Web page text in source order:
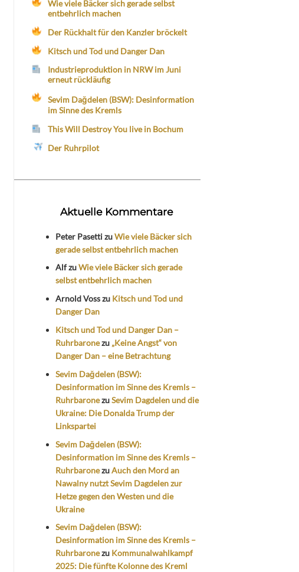
Wie viele Bäcker sich gerade selbst
entbehrlich machen
Der Rückhalt für den Kanzler bröckelt
Kitsch und Tod und Danger Dan
Industrieproduktion in NRW im Juni
erneut rückläufig
Sevim Dağdelen (BSW): Desinformation
im Sinne des Kremls
This Will Destroy You live in Bochum
Der Ruhrpilot
Aktuelle Kommentare
Peter PasettizuWie viele Bäcker sich
gerade selbst entbehrlich machen
AlfzuWie viele Bäcker sich gerade
selbst entbehrlich machen
Arnold Vosszu Kitsch und Tod und
Danger Dan
Kitsch und Tod und Danger Dan –
Ruhrbaronezu „Keine Angst“ von
Danger Dan – eine Betrachtung
Sevim Dağdelen (BSW):
Desinformation im Sinne des Kremls –
RuhrbaronezuSevim Dagdelen und die
Ukraine: Die Donalda Trump der
Linkspartei
Sevim Dağdelen (BSW):
Desinformation im Sinne des Kremls –
RuhrbaronezuAuch den Mord an
Nawalny nutzt Sevim Dagdelen zur
Hetze gegen den Westen und die
Ukraine
Sevim Dağdelen (BSW):
Desinformation im Sinne des Kremls –
Ruhrbaronezu Kommunalwahlkampf
2025: Die fünfte Kolonne des Kreml